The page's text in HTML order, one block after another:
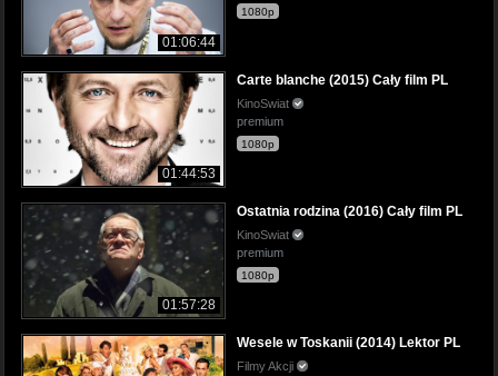
01:06:44
1080p
01:44:53
Carte blanche (2015) Cały film PL
KinoSwiat
premium
1080p
01:57:28
Ostatnia rodzina (2016) Cały film PL
KinoSwiat
premium
1080p
Wesele w Toskanii (2014) Lektor PL
Filmy Akcji